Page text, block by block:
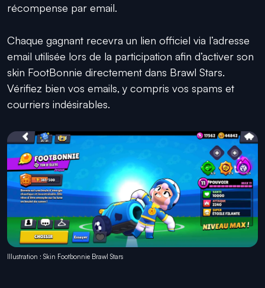
récompense par email.
Chaque gagnant recevra un lien officiel via l’adresse
email utilisée lors de la participation afin d’activer son
skin FootBonnie directement dans Brawl Stars.
Vérifiez bien vos emails, y compris vos spams et
courriers indésirables.
Illustration : Skin Footbonnie Brawl Stars